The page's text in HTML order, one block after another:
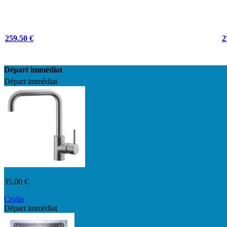
259.50 €
Départ immédiat
Départ immédiat
35.00 €
Crolla
Départ immédiat